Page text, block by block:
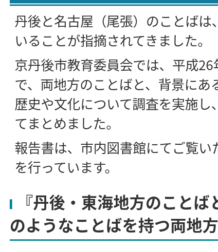
丹後と名古屋（尾張）のことばは
いることが指摘されてきました。
京丹後市教育委員会では、平成
で、両地方のことばと、背景にあ
歴史や文化について調査を実施し
てまとめました。
報告書は、市内図書館にてご覧い
を行っています。
『丹後・東海地方のこと
のようなことばを持つ両地方